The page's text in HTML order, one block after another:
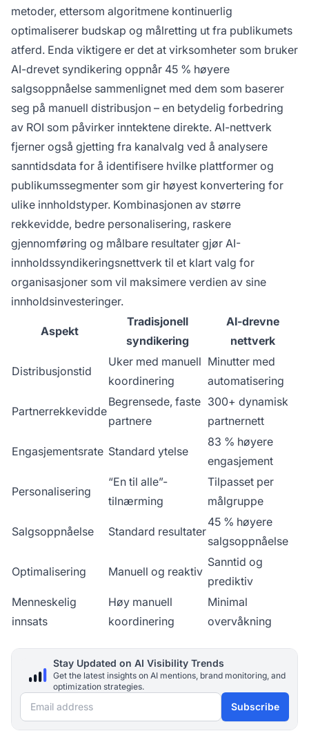
metoder, ettersom algoritmene kontinuerlig
optimaliserer budskap og målretting ut fra publikumets
atferd. Enda viktigere er det at virksomheter som bruker
AI-drevet syndikering oppnår 45 % høyere
salgsoppnåelse sammenlignet med dem som baserer
seg på manuell distribusjon – en betydelig forbedring
av ROI som påvirker inntektene direkte. AI-nettverk
fjerner også gjetting fra kanalvalg ved å analysere
sanntidsdata for å identifisere hvilke plattformer og
publikumssegmenter som gir høyest konvertering for
ulike innholdstyper. Kombinasjonen av større
rekkevidde, bedre personalisering, raskere
gjennomføring og målbare resultater gjør AI-
innholdssyndikeringsnettverk til et klart valg for
organisasjoner som vil maksimere verdien av sine
innholds­investeringer.
Aspekt
Tradisjonell
syndikering
AI-drevne
nettverk
Distribusjonstid
Uker med manuell
koordinering
Minutter med
automatisering
Partnerrekkevidde
Begrensede, faste
partnere
300+ dynamisk
partnernett
Engasjementsrate Standard ytelse
83 % høyere
engasjement
Personalisering
“En til alle”-
tilnærming
Tilpasset per
målgruppe
Salgsoppnåelse Standard resultater
45 % høyere
salgsoppnåelse
Optimalisering Manuell og reaktiv
Sanntid og
prediktiv
Menneskelig
innsats
Høy manuell
koordinering
Minimal
overvåkning
Stay Updated on AI Visibility Trends
Get the latest insights on AI mentions, brand monitoring, and
optimization strategies.
Email address Subscribe